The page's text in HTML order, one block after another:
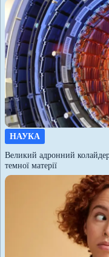
НАУКА
Великий адронний
темної матерії